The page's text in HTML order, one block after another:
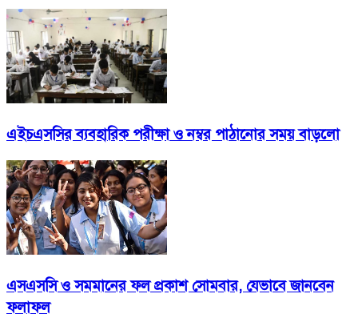
এইচএসসির ব্যবহারিক পরীক্ষা ও নম্বর পাঠানোর সময় বাড়লো
এসএসসি ও সমমানের ফল প্রকাশ সোমবার, যেভাবে জানবেন
ফলাফল